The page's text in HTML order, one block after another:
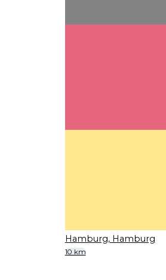
Hamburg, Hamburg
10 km